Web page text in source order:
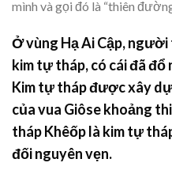
mình và gọi đó là “thiên
Ở vùng Hạ Ai Cập,
kim tự tháp, có cái đã đổ
Kim tự tháp được xây
của vua Giôse khoảng
tháp Khêốp là kim tự
đối nguyên vẹn.